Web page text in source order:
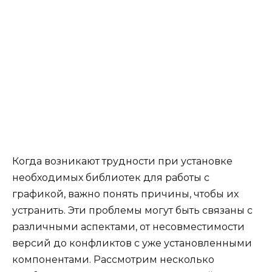
Когда возникают трудности при установке
необходимых библиотек для работы с
графикой, важно понять причины, чтобы их
устранить. Эти проблемы могут быть связаны с
различными аспектами, от несовместимости
версий до конфликтов с уже установленными
компонентами. Рассмотрим несколько